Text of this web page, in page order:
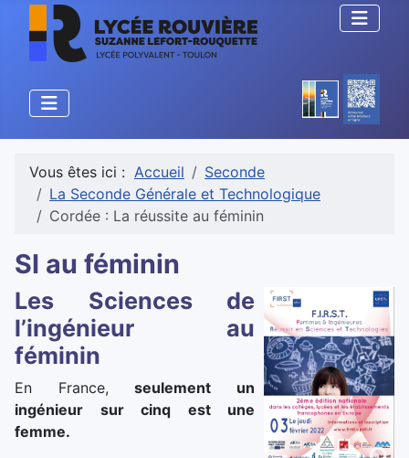
Vous êtes ici : Accueil
Seconde
La Seconde Générale et Technologique
Cordée : La réussite au féminin
SI au féminin
Les Sciences de
l’ingénieur au
féminin
En France,seulement un
ingénieur sur cinq est une
femme.